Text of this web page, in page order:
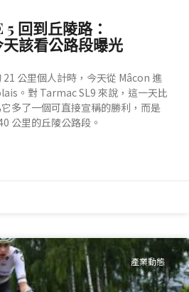
回到丘陵路：
該看公路段曝光
公里個人計時，今天從 Mâcon 進
。對 Tarmac SL9 來說，這一天比
多了一個可直接宣稱的勝利，而是
公里的丘陵公路段。
產業動態